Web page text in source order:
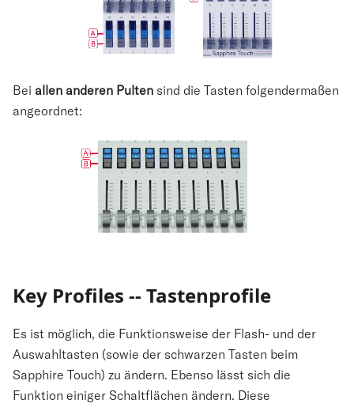
Bei allen anderen Pulten sind die Tasten folgendermaßen
angeordnet:
Key Profiles -- Tastenprofile
Es ist möglich, die Funktionsweise der Flash- und der
Auswahltasten (sowie der schwarzen Tasten beim
Sapphire Touch) zu ändern. Ebenso lässt sich die
Funktion einiger Schaltflächen ändern. Diese